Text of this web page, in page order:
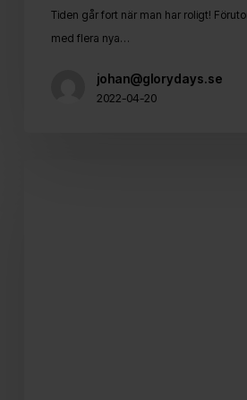
Tiden går fort när man har roligt!
med flera nya…
johan@glorydays.se
2022-04-20